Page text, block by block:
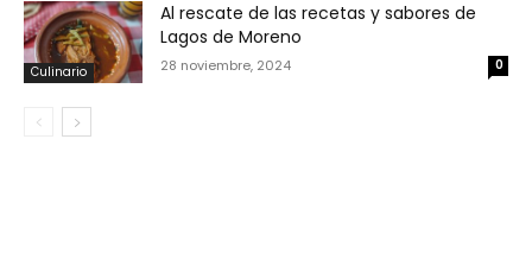
Culinario
Al rescate de las recetas y sabores de
Lagos de Moreno
28 noviembre, 2024 0